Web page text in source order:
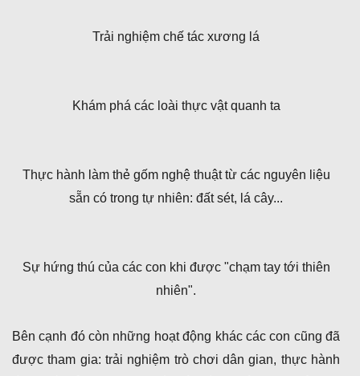
Trải nghiệm chế tác xương lá
Khám phá các loài thực vật quanh ta
Thực hành làm thẻ gốm nghệ thuật từ các nguyên liệu
sẵn có trong tự nhiên: đất sét, lá cây...
Sự hứng thú của các con khi được "chạm tay tới thiên
nhiên".
Bên cạnh đó còn những hoạt động khác các con cũng đã
được tham gia: trải nghiệm trò chơi dân gian, thực hành